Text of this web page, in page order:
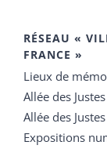
RÉSEAU «
FRANCE »
Lieux de
Allée des
Allée des
Expositions